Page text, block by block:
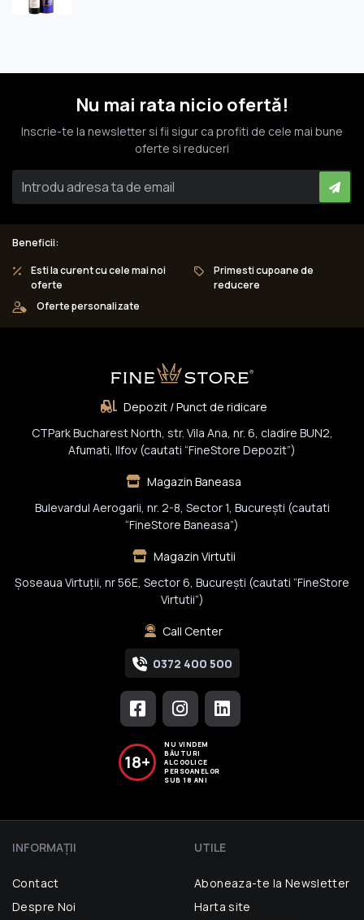
Nu mai rata nicio ofertă!
Inscrie-te la newsletter si fii sigur ca profiti de cele mai bune
oferte si reduceri
Beneficii:
Esti la curent cu cele mai noi
oferte
Primesti cupoane de
reducere
Oferte personalizate
Depozit / Punct de ridicare
CTPark Bucharest North, str. Vila Ana, nr. 6, cladire BUN2,
Afumati, Ilfov (cautati “FineStore Depozit”)
Magazin Baneasa
Bulevardul Aerogarii, nr. 2-8, Sector 1, Bucureşti (cautati
“FineStore Baneasa”)
Magazin Virtutii
Șoseaua Virtuții, nr 56E, Sector 6, București (cautati “FineStore
Virtutii”)
Call Center
0372 400 500
18+
NU VINDEM
BĂUTURI
ALCOOLICE
PERSOANELOR
SUB 18 ANI
INFORMAŢII
Contact
Despre Noi
UTILE
Aboneaza-te la Newsletter
Harta site